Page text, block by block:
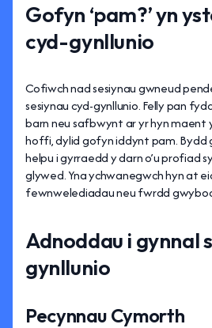
Gofyn ‘pam?’ yn
cyd-gynllunio
Cofiwch nad sesiynau gwneud
sesiynau cyd-gynllunio. Felly pan
barn neu safbwynt ar yr hyn maent
hoffi, dylid gofyn iddynt pam. Bydd
helpu i gyrraedd y darn o’u profiad
glywed. Yna ychwanegwch hyn at
fewnwelediadau neu fwrdd
Adnoddau i gynnal
gynllunio
Pecynnau Cymorth